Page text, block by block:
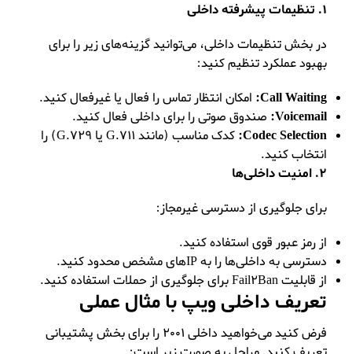
1. تنظیمات پیشرفته داخلی
در بخش تنظیمات داخلی، می‌توانید گزینه‌های زیر را برای
بهبود عملکرد تنظیم کنید:
Call Waiting: امکان انتظار تماس را فعال یا غیرفعال کنید.
Voicemail: صندوق صوتی را برای داخلی فعال کنید.
Codec Selection:
کدک مناسب (مانند G.711 یا G.729) را
انتخاب کنید.
2. امنیت داخلی‌ها
برای جلوگیری از دسترسی غیرمجاز:
از رمز عبور قوی استفاده کنید.
دسترسی به داخلی‌ها را به IPهای مشخص محدود کنید.
از قابلیت Fail2Ban برای جلوگیری از حملات استفاده کنید.
تعریف داخلی ویپ با مثال عملی
فرض کنید می‌خواهید داخلی 2001 را برای بخش پشتیبانی